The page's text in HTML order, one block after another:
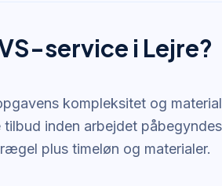
service i Lejre?
kompleksitet og
inden arbejdet
plus timeløn og materialer.